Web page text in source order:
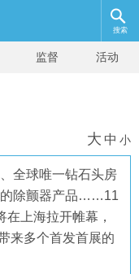
搜索
监督 活动
大 中 小
全球唯一钻石头房
的除颤器产品……11
上海拉开帷幕，
来多个首发首展的